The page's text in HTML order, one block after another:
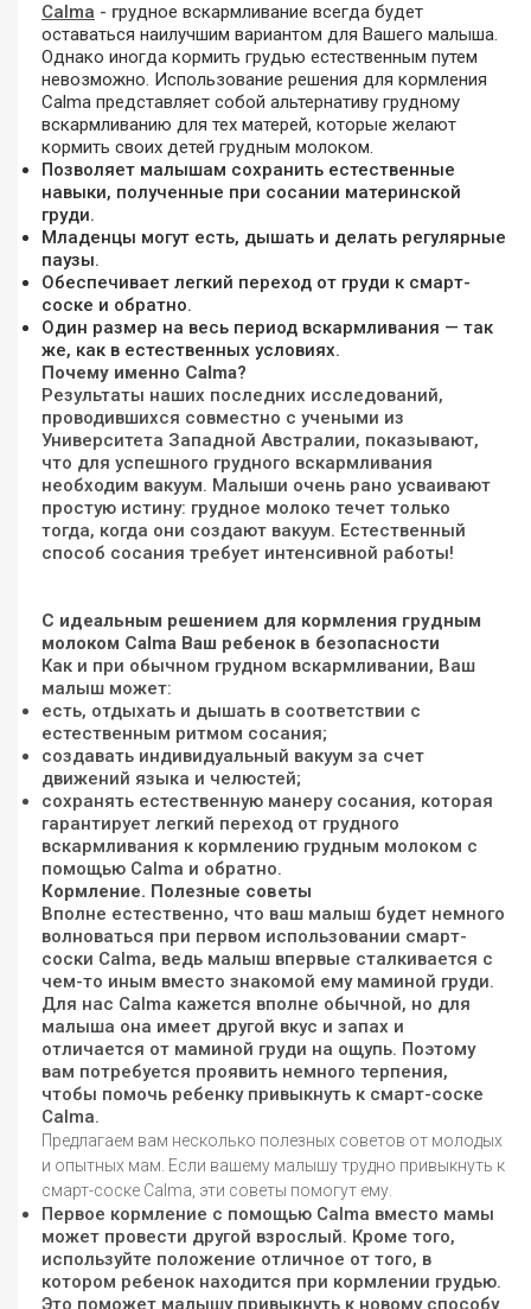
Calma - грудное вскармливание всегда будет
оставаться наилучшим вариантом для Вашего малыша.
Однако иногда кормить грудью естественным путем
невозможно. Использование решения для кормления
Calma представляет собой альтернативу грудному
вскармливанию для тех матерей, которые желают
кормить своих детей грудным молоком.
Позволяет малышам сохранить естественные
навыки, полученные при сосании материнской
груди.
Младенцы могут есть, дышать и делать регулярные
паузы.
Обеспечивает легкий переход от груди к смарт-
соске и обратно.
Один размер на весь период вскармливания — так
же, как в естественных условиях.
Почему именно Calma?
Результаты наших последних исследований,
проводившихся совместно с учеными из
Университета Западной Австралии, показывают,
что для успешного грудного вскармливания
необходим вакуум. Малыши очень рано усваивают
простую истину: грудное молоко течет только
тогда, когда они создают вакуум. Естественный
способ сосания требует интенсивной работы!
С идеальным решением для кормления грудным
молоком Calma Ваш ребенок в безопасности
Как и при обычном грудном вскармливании, Ваш
малыш может:
есть, отдыхать и дышать в соответствии с
естественным ритмом сосания;
создавать индивидуальный вакуум за счет
движений языка и челюстей;
сохранять естественную манеру сосания, которая
гарантирует легкий переход от грудного
вскармливания к кормлению грудным молоком с
помощью Calma и обратно.
Кормление. Полезные советы
Вполне естественно, что ваш малыш будет немного
волноваться при первом использовании смарт-
соски Calma, ведь малыш впервые сталкивается с
чем-то иным вместо знакомой ему маминой груди.
Для нас Calma кажется вполне обычной, но для
малыша она имеет другой вкус и запах и
отличается от маминой груди на ощупь. Поэтому
вам потребуется проявить немного терпения,
чтобы помочь ребенку привыкнуть к смарт-соске
Calma.
Предлагаем вам несколько полезных советов от молодых
и опытных мам. Если вашему малышу трудно привыкнуть к
смарт-соске Calma, эти советы помогут ему.
Первое кормление с помощью Calma вместо мамы
может провести другой взрослый. Кроме того,
используйте положение отличное от того, в
котором ребенок находится при кормлении грудью.
Это поможет малышу привыкнуть к новому способу